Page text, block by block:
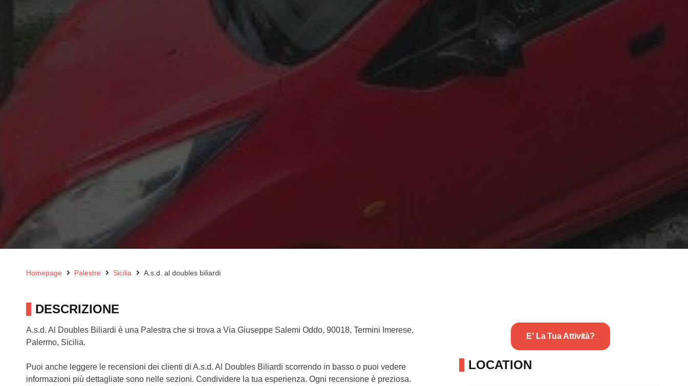
Homepage Palestre Sicilia A.s.d. al doubles biliardi
DESCRIZIONE
A.s.d. Al Doubles Biliardi è una Palestra che si trova a Via Giuseppe Salemi Oddo, 90018, Termini Imerese,
Palermo, Sicilia.
Puoi anche leggere le recensioni dei clienti di A.s.d. Al Doubles Biliardi scorrendo in basso o puoi vedere
informazioni più dettagliate sono nelle sezioni. Condividere la tua esperienza. Ogni recensione è preziosa.
E' La Tua Attività?
LOCATION